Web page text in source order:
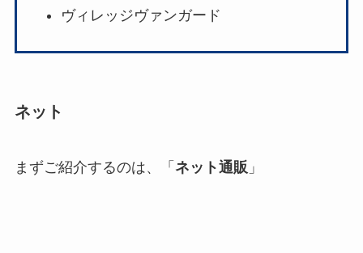
ヴィレッジヴァンガード
ネット
まずご紹介するのは、「 ネット通販 」